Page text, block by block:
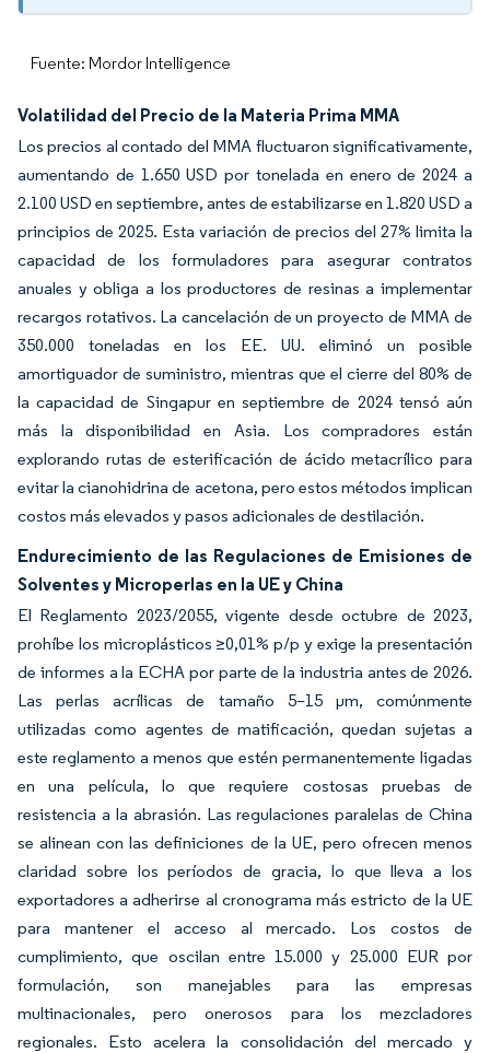
Fuente: Mordor Intelligence
Volatilidad del Precio de la Materia Prima MMA
Los precios al contado del MMA fluctuaron significativamente,
aumentando de 1.650 USD por tonelada en enero de 2024 a
2.100 USD en septiembre, antes de estabilizarse en 1.820 USD a
principios de 2025. Esta variación de precios del 27% limita la
capacidad de los formuladores para asegurar contratos
anuales y obliga a los productores de resinas a implementar
recargos rotativos. La cancelación de un proyecto de MMA de
350.000 toneladas en los EE. UU. eliminó un posible
amortiguador de suministro, mientras que el cierre del 80% de
la capacidad de Singapur en septiembre de 2024 tensó aún
más la disponibilidad en Asia. Los compradores están
explorando rutas de esterificación de ácido metacrílico para
evitar la cianohidrina de acetona, pero estos métodos implican
costos más elevados y pasos adicionales de destilación.
Endurecimiento de las Regulaciones de Emisiones de
Solventes y Microperlas en la UE y China
El Reglamento 2023/2055, vigente desde octubre de 2023,
prohíbe los microplásticos ≥0,01% p/p y exige la presentación
de informes a la ECHA por parte de la industria antes de 2026.
Las perlas acrílicas de tamaño 5–15 µm, comúnmente
utilizadas como agentes de matificación, quedan sujetas a
este reglamento a menos que estén permanentemente ligadas
en una película, lo que requiere costosas pruebas de
resistencia a la abrasión. Las regulaciones paralelas de China
se alinean con las definiciones de la UE, pero ofrecen menos
claridad sobre los períodos de gracia, lo que lleva a los
exportadores a adherirse al cronograma más estricto de la UE
para mantener el acceso al mercado. Los costos de
cumplimiento, que oscilan entre 15.000 y 25.000 EUR por
formulación, son manejables para las empresas
multinacionales, pero onerosos para los mezcladores
regionales. Esto acelera la consolidación del mercado y